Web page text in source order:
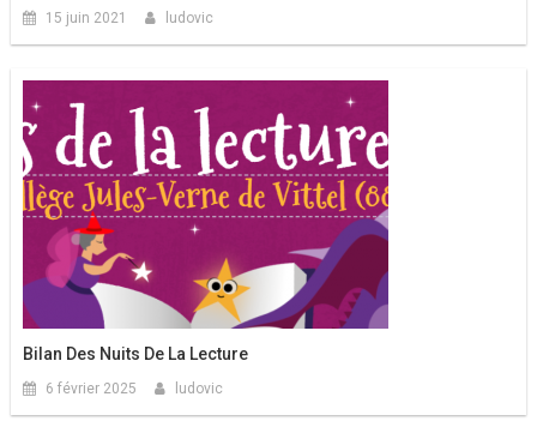
15 juin 2021 ludovic
Bilan Des Nuits De La Lecture
6 février 2025 ludovic